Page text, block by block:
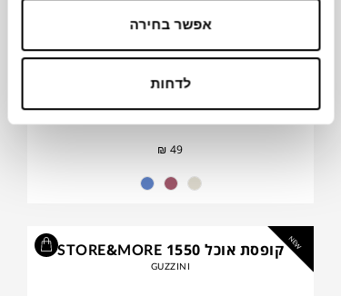
אפשר בחירה
לדחות
₪ 49
NEW קופסת אוכל STORE&MORE 1550
GUZZINI